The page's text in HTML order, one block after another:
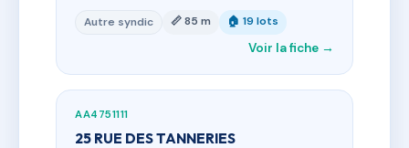
Autre syndic 📏 85 m 🏠 19 lots
Voir la fiche →
AA4751111
25 RUE DES TANNERIES